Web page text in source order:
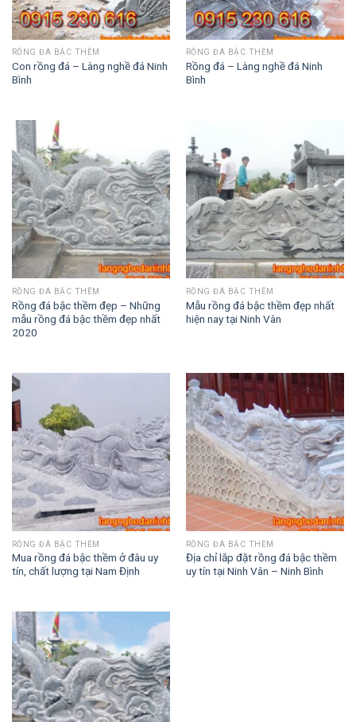
RỒNG ĐÁ BẬC THỀM
Con rồng đá – Làng nghề đá Ninh
Bình
RỒNG ĐÁ BẬC THỀM
Rồng đá – Làng nghề đá Ninh
Bình
RỒNG ĐÁ BẬC THỀM
Rồng đá bậc thềm đẹp – Những
mẫu rồng đá bậc thềm đẹp nhất
2020
RỒNG ĐÁ BẬC THỀM
Mẫu rồng đá bậc thềm đẹp nhất
hiện nay tại Ninh Vân
RỒNG ĐÁ BẬC THỀM
Mua rồng đá bậc thềm ở đâu uy
tín, chất lượng tại Nam Định
RỒNG ĐÁ BẬC THỀM
Địa chỉ lắp đặt rồng đá bậc thềm
uy tín tại Ninh Vân – Ninh Bình